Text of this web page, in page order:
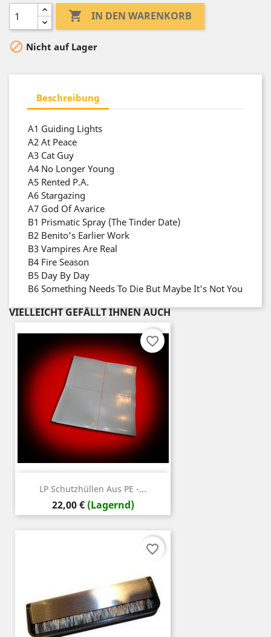
 IN DEN WARENKORB
 Nicht auf Lager
Beschreibung
A1 Guiding Lights
A2 At Peace
A3 Cat Guy
A4 No Longer Young
A5 Rented P.A.
A6 Stargazing
A7 God Of Avarice
B1 Prismatic Spray (The Tinder Date)
B2 Benito's Earlier Work
B3 Vampires Are Real
B4 Fire Season
B5 Day By Day
B6 Something Needs To Die But Maybe It's Not You
VIELLEICHT GEFÄLLT IHNEN AUCH
LP Schutzhüllen Aus PE -...
Preis
22,00 € (Lagernd)
favorite_border
favorite_border